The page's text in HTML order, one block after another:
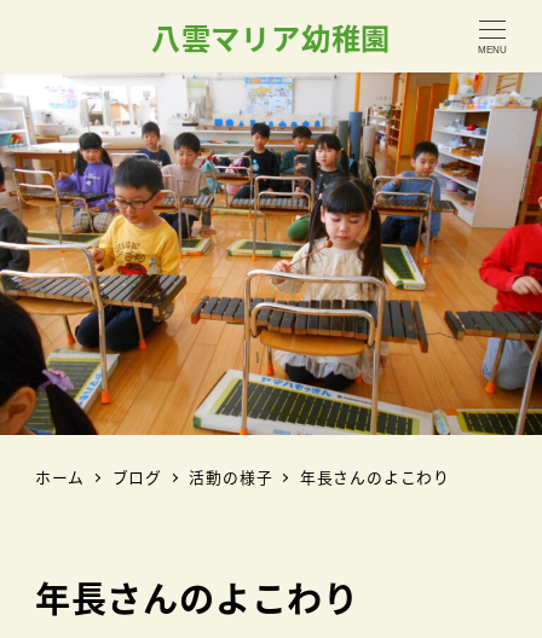
八雲マリア幼稚園 MENU
ホーム ブログ 活動の様子 年長さんのよこわり
年長さんのよこわり